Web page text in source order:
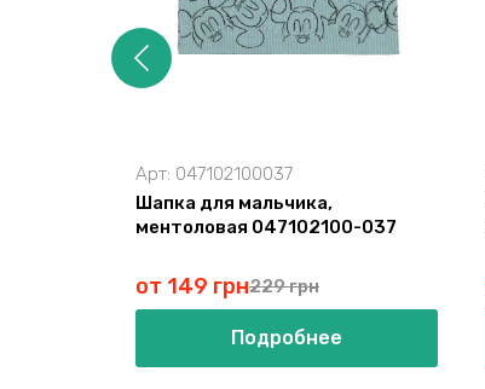
Арт: 047102100037
Шапка для мальчика,
ментоловая 047102100-037
от 149 грн229 грн
Подробнее